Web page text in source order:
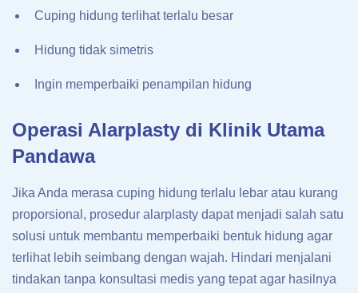
Cuping hidung terlihat terlalu besar
Hidung tidak simetris
Ingin memperbaiki penampilan hidung
Operasi Alarplasty di Klinik Utama
Pandawa
Jika Anda merasa cuping hidung terlalu lebar atau kurang
proporsional, prosedur alarplasty dapat menjadi salah satu
solusi untuk membantu memperbaiki bentuk hidung agar
terlihat lebih seimbang dengan wajah. Hindari menjalani
tindakan tanpa konsultasi medis yang tepat agar hasilnya